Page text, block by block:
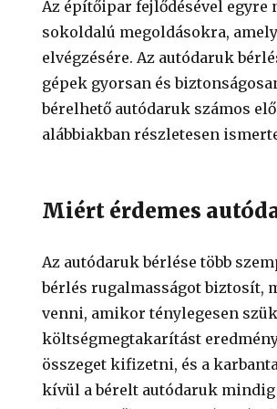
Az építőipar fejlődésével egyre
sokoldalú megoldásokra,
elvégzésére. Az autódaruk
gépek gyorsan és
bérelhető autódaruk számos
alábbiakban részletesen
Miért érdemes
Az autódaruk bérlése több
bérlés rugalmasságot biztosít,
venni, amikor ténylegesen
költségmegtakarítást
összeget kifizetni, és a
kívül a bérelt autódaruk